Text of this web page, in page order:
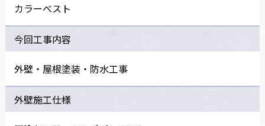
カラーべスト
今回工事内容
外壁・屋根塗装・防水工事
外壁施工仕様